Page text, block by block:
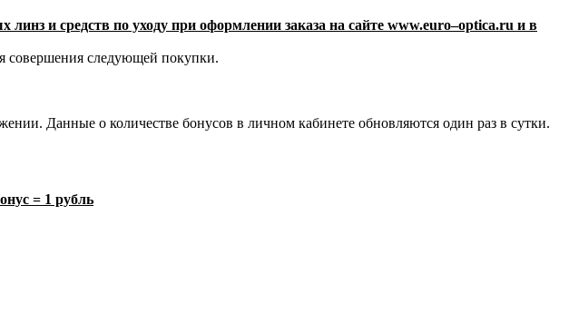
и средств по уходу при оформлении заказа на сайте www.euro–optica.ru и в
совершения следующей покупки.
Данные о количестве бонусов в личном кабинете обновляются один раз в сутки.
= 1 рубль